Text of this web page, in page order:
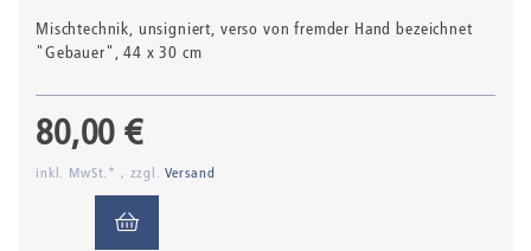
Mischtechnik, unsigniert, verso von fremder Hand bezeichnet
"Gebauer" , 44 x 30 cm
80,00 €
inkl. MwSt.* , zzgl. Versand